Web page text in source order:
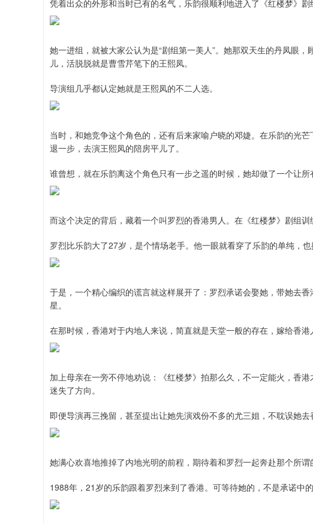
凭着出众的外形和当时已有的名气，乐韵很顺利地进入了《红楼梦》剧
她一进组，就被大家公认为是“剧组第一美人”。她那双天生的丹凤眼
儿，活脱脱就是曹雪芹笔下的王熙凤。
导演组几乎都认定她就是王熙凤的不二人选。
当时，和她竞争这个角色的，还有后来家喻户晓的邓婕。在乐韵的光
退一步，去演王熙凤的陪房平儿了。
谁曾想，就在乐韵离这个角色只有一步之遥的时候，她却做了一个让所
而这个决定的背后，藏着一个叫罗烈的香港男人。在《红楼梦》剧组
罗烈比乐韵大了27岁，是个情场老手。他一眼就看穿了乐韵的单纯，也
于是，一个精心编织的谎言就这样展开了：罗烈承诺会娶她，带她去
星。
在那时候，香港对于内地人来说，简直就是天堂一般的存在，嫁给香港
加上母亲在一旁不停地劝说：《红楼梦》拍那么久，不一定能火，香
迷失了方向。
即便导演再三挽留，甚至提出让她先演戏份不多的尤三姐，不耽误她
她满心欢喜地推掉了内地光明的前程，期待着和罗烈一起奔赴那个所谓
1988年，21岁的乐韵跟着罗烈来到了香港。可等待她的，不是承诺中